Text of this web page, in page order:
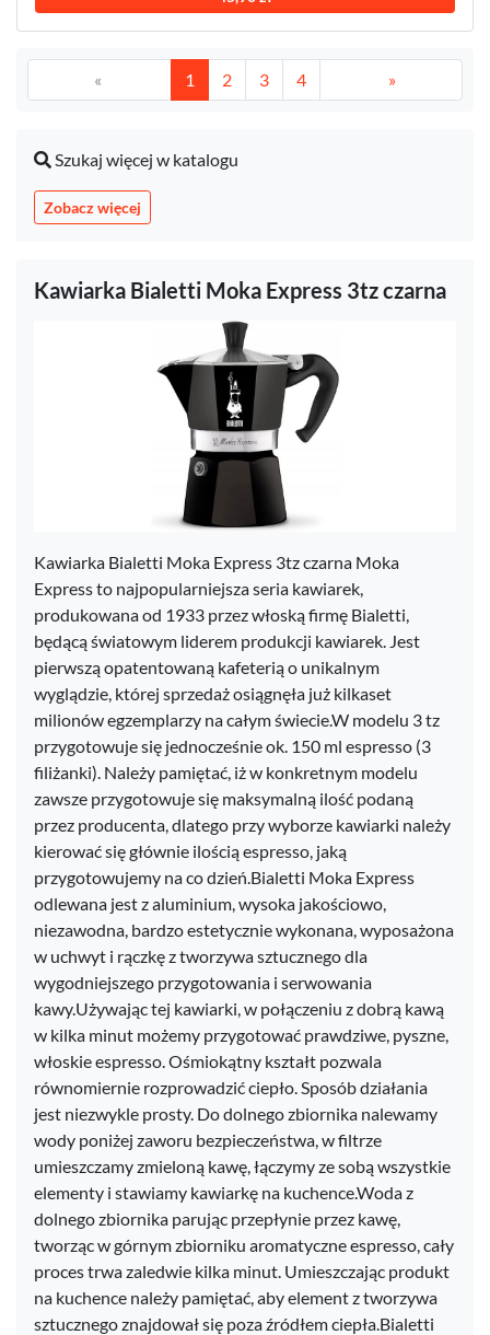
« 1 2 3 4 »
Szukaj więcej w katalogu
Zobacz więcej
Kawiarka Bialetti Moka Express 3tz czarna
Kawiarka Bialetti Moka Express 3tz czarna Moka
Express to najpopularniejsza seria kawiarek,
produkowana od 1933 przez włoską firmę Bialetti,
będącą światowym liderem produkcji kawiarek. Jest
pierwszą opatentowaną kafeterią o unikalnym
wyglądzie, której sprzedaż osiągnęła już kilkaset
milionów egzemplarzy na całym świecie.W modelu 3 tz
przygotowuje się jednocześnie ok. 150 ml espresso (3
filiżanki). Należy pamiętać, iż w konkretnym modelu
zawsze przygotowuje się maksymalną ilość podaną
przez producenta, dlatego przy wyborze kawiarki należy
kierować się głównie ilością espresso, jaką
przygotowujemy na co dzień.Bialetti Moka Express
odlewana jest z aluminium, wysoka jakościowo,
niezawodna, bardzo estetycznie wykonana, wyposażona
w uchwyt i rączkę z tworzywa sztucznego dla
wygodniejszego przygotowania i serwowania
kawy.Używając tej kawiarki, w połączeniu z dobrą kawą
w kilka minut możemy przygotować prawdziwe, pyszne,
włoskie espresso. Ośmiokątny kształt pozwala
równomiernie rozprowadzić ciepło. Sposób działania
jest niezwykle prosty. Do dolnego zbiornika nalewamy
wody poniżej zaworu bezpieczeństwa, w filtrze
umieszczamy zmieloną kawę, łączymy ze sobą wszystkie
elementy i stawiamy kawiarkę na kuchence.Woda z
dolnego zbiornika parując przepłynie przez kawę,
tworząc w górnym zbiorniku aromatyczne espresso, cały
proces trwa zaledwie kilka minut. Umieszczając produkt
na kuchence należy pamiętać, aby element z tworzywa
sztucznego znajdował się poza źródłem ciepła.Bialetti